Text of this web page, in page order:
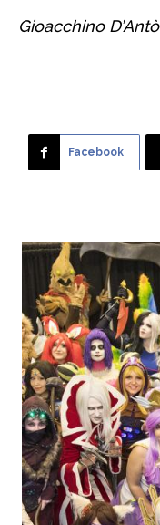
Gioacchino D’Antò
Facebook